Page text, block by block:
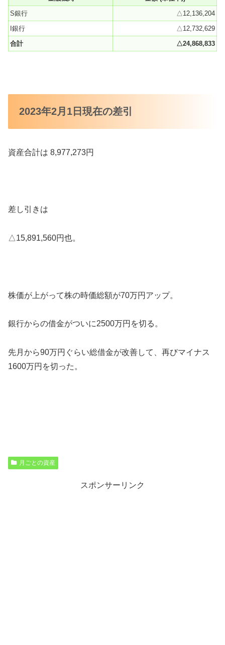
S銀行
△12,136,204
I銀行
△12,732,629
合計
△24,868,833
2023年2月1日現在の差引
資産合計は 8,977,273円
差し引きは
△15,891,560円也。
株価が上がって株の時価総額が70万円アップ。
銀行からの借金がついに2500万円を切る。
先月から90万円ぐらい総借金が改善して、再びマイナス
1600万円を切った。
月ごとの資産
スポンサーリンク